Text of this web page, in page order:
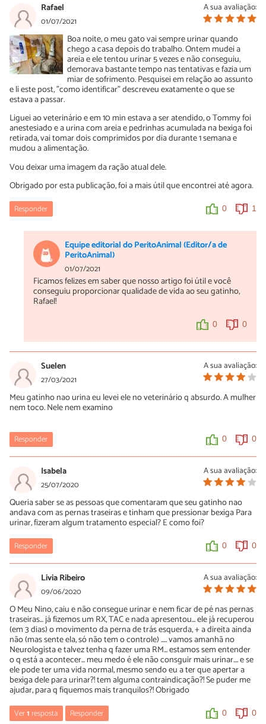
A sua avaliação:
Rafael
01/07/2021
Boa noite, o meu gato vai sempre urinar quando
chego a casa depois do trabalho. Ontem mudei a
areia e ele tentou urinar 5 vezes e não conseguiu,
demorava bastante tempo nas tentativas e fazia um
miar de sofrimento. Pesquisei em relação ao assunto
e li este post, "como identificar" descreveu exatamente o que se
estava a passar.
Liguei ao veterinário e em 10 min estava a ser atendido, o Tommy foi
anestesiado e a urina com areia e pedrinhas acumulada na bexiga foi
retirada, vai tomar dois comprimidos por dia durante 1 semana e
mudou a alimentação.
Vou deixar uma imagem da ração atual dele.
Obrigado por esta publicação, foi a mais útil que encontrei até agora.
Responder 0 1
Equipe editorial do PeritoAnimal (Editor/a de
PeritoAnimal)
01/07/2021
Ficamos felizes em saber que nosso artigo foi útil e você
conseguiu proporcionar qualidade de vida ao seu gatinho,
Rafael!
0 0
A sua avaliação:
Suelen
27/03/2021
Meu gatinho nao urina eu levei ele no veterinário q absurdo. A mulher
nem toco. Nele nem examino
Responder 0 0
A sua avaliação:
Isabela
25/07/2020
Queria saber se as pessoas que comentaram que seu gatinho nao
andava com as pernas traseiras e tinham que pressionar bexiga Para
urinar, fizeram algum tratamento especial? E como foi?
Responder 0 0
A sua avaliação:
Livia Ribeiro
09/06/2020
O Meu Nino, caiu e não consegue urinar e nem ficar de pé nas pernas
traseiras... já fizemos um RX, TAC e nada apresentou... ele já recuperou
(em 3 dias) o movimento da perna de trás esquerda, + a direita ainda
não (mas sente ela, só não tem o controle) ..... vamos amanhã no
Neurologista e talvez tenha q fazer uma RM... estamos sem entender
o q está a acontecer... meu medo é ele não consguir mais urinar.... e se
ele pode ter uma vida normal, mesmo sendo eu a ter que apertar a
bexiga dele para urinar?! tem alguma contraindicação?! Se puder me
ajudar, para q fiquemos mais tranquilos?! Obrigado
Ver1resposta Responder 0 0